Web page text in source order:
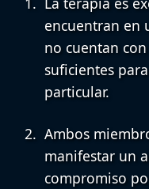
encuentran en
no cuentan
suficientes
particular.
Ambos
manifestar un
compromiso